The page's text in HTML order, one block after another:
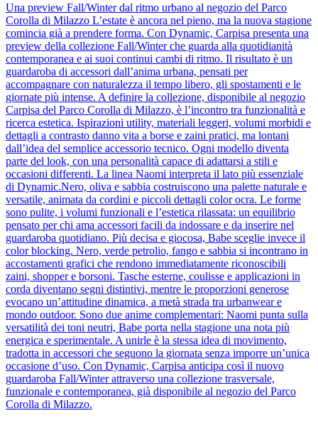
Una preview Fall/Winter dal ritmo urbano al negozio del Parco
Corolla di Milazzo L’estate è ancora nel pieno, ma la nuova stagione
comincia già a prendere forma. Con Dynamic, Carpisa presenta una
preview della collezione Fall/Winter che guarda alla quotidianità
contemporanea e ai suoi continui cambi di ritmo. Il risultato è un
guardaroba di accessori dall’anima urbana, pensati per
accompagnare con naturalezza il tempo libero, gli spostamenti e le
giornate più intense. A definire la collezione, disponibile al negozio
Carpisa del Parco Corolla di Milazzo, è l’incontro tra funzionalità e
ricerca estetica. Ispirazioni utility, materiali leggeri, volumi morbidi e
dettagli a contrasto danno vita a borse e zaini pratici, ma lontani
dall’idea del semplice accessorio tecnico. Ogni modello diventa
parte del look, con una personalità capace di adattarsi a stili e
occasioni differenti. La linea Naomi interpreta il lato più essenziale
di Dynamic.Nero, oliva e sabbia costruiscono una palette naturale e
versatile, animata da cordini e piccoli dettagli color ocra. Le forme
sono pulite, i volumi funzionali e l’estetica rilassata: un equilibrio
pensato per chi ama accessori facili da indossare e da inserire nel
guardaroba quotidiano. Più decisa e giocosa, Babe sceglie invece il
color blocking. Nero, verde petrolio, fango e sabbia si incontrano in
accostamenti grafici che rendono immediatamente riconoscibili
zaini, shopper e borsoni. Tasche esterne, coulisse e applicazioni in
corda diventano segni distintivi, mentre le proporzioni generose
evocano un’attitudine dinamica, a metà strada tra urbanwear e
mondo outdoor. Sono due anime complementari: Naomi punta sulla
versatilità dei toni neutri, Babe porta nella stagione una nota più
energica e sperimentale. A unirle è la stessa idea di movimento,
tradotta in accessori che seguono la giornata senza imporre un’unica
occasione d’uso. Con Dynamic, Carpisa anticipa così il nuovo
guardaroba Fall/Winter attraverso una collezione trasversale,
funzionale e contemporanea, già disponibile al negozio del Parco
Corolla di Milazzo.